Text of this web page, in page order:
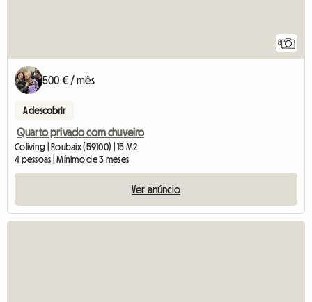
8
500 € / mês
A descobrir
Quarto privado com chuveiro
Coliving | Roubaix (59100) | 15 M2
4 pessoas | Mínimo de 3 meses
Ver anúncio